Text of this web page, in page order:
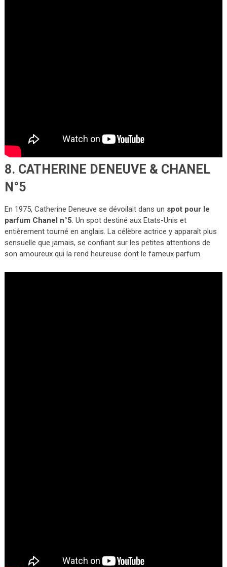
8. CATHERINE DENEUVE & CHANEL
N°5
En 1975, Catherine Deneuve se dévoilait dans un spot pour le
parfum Chanel n°5. Un spot destiné aux Etats-Unis et
entièrement tourné en anglais. La célèbre actrice y apparaît plus
sensuelle que jamais, se confiant sur les petites attentions de
son amoureux qui la rend heureuse dont le fameux parfum.